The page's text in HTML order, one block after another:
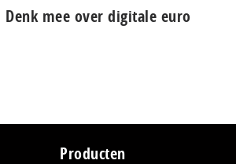
Denk mee over digitale euro
Producten